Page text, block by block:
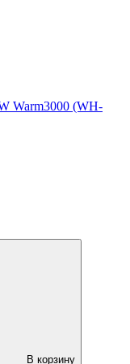
Warm3000 (WH-
В корзину